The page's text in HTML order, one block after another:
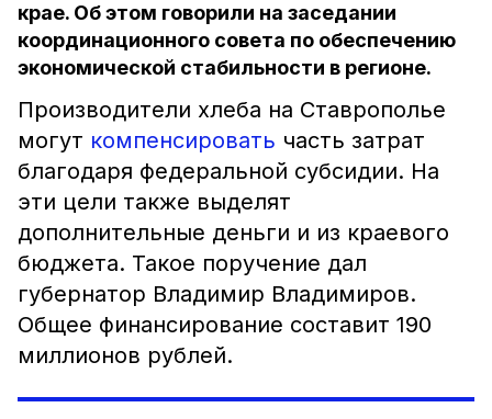
крае. Об этом говорили на заседании
координационного совета по обеспечению
экономической стабильности в регионе.
Производители хлеба на Ставрополье
могут компенсировать часть затрат
благодаря федеральной субсидии. На
эти цели также выделят
дополнительные деньги и из краевого
бюджета. Такое поручение дал
губернатор Владимир Владимиров.
Общее финансирование составит 190
миллионов рублей.